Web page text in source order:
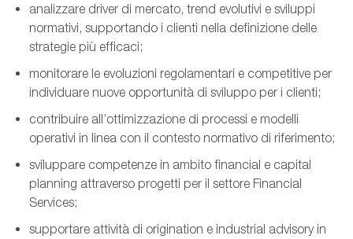
analizzare driver di mercato, trend evolutivi e sviluppi
normativi, supportando i clienti nella definizione delle
strategie più efficaci;
monitorare le evoluzioni regolamentari e competitive per
individuare nuove opportunità di sviluppo per i clienti;
contribuire all’ottimizzazione di processi e modelli
operativi in linea con il contesto normativo di riferimento;
sviluppare competenze in ambito financial e capital
planning attraverso progetti per il settore Financial
Services;
supportare attività di origination e industrial advisory in